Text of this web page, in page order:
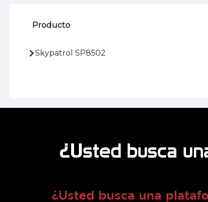
Producto
Skypatrol SP8502
¿Usted busca
¿Usted busca una